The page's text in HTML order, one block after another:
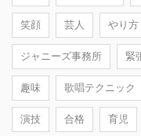
笑顔 芸人 やり方
ジャニーズ事務所 緊
趣味 歌唱テクニック
演技 合格 育児